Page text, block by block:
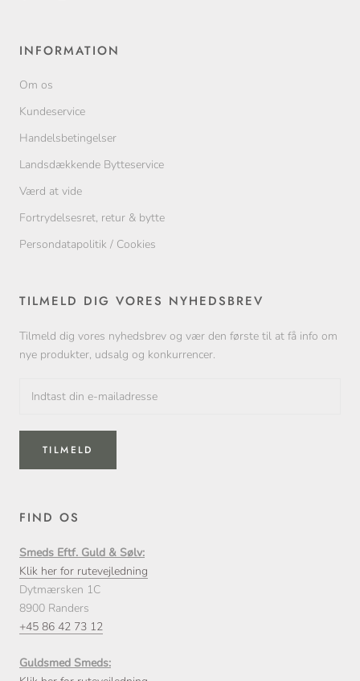
INFORMATION
Om os
Kundeservice
Handelsbetingelser
Landsdækkende Bytteservice
Værd at vide
Fortrydelsesret, retur & bytte
Persondatapolitik / Cookies
TILMELD DIG VORES NYHEDSBREV
Tilmeld dig vores nyhedsbrev og vær den første til at få info om
nye produkter, udsalg og konkurrencer.
TILMELD
FIND OS
Smeds Eftf. Guld & Sølv:
Klik her for rutevejledning
Dytmærsken 1C
8900 Randers
+45 86 42 73 12
Guldsmed Smeds: